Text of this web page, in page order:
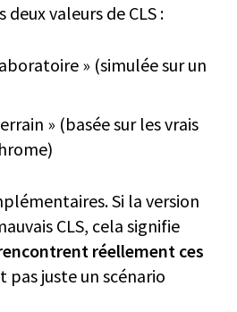
valeurs de CLS :
» (simulée sur un
» (basée sur les vrais
Si la version
CLS, cela signifie
réellement ces
pas juste un scénario